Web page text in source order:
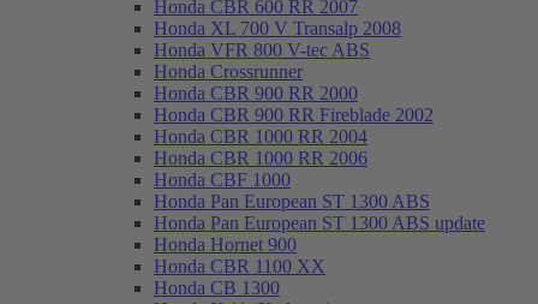
Honda CBR 600 RR 2007
Honda XL 700 V Transalp 2008
Honda VFR 800 V-tec ABS
Honda Crossrunner
Honda CBR 900 RR 2000
Honda CBR 900 RR Fireblade 2002
Honda CBR 1000 RR 2004
Honda CBR 1000 RR 2006
Honda CBF 1000
Honda Pan European ST 1300 ABS
Honda Pan European ST 1300 ABS update
Honda Hornet 900
Honda CBR 1100 XX
Honda CB 1300